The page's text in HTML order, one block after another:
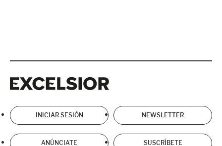
INICIAR SESIÓN NEWSLETTER
ANÚNCIATE SUSCRÍBETE